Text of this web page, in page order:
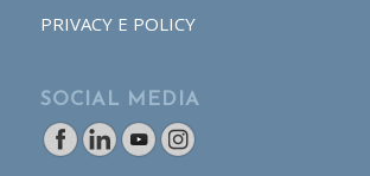
PRIVACY E POLICY
SOCIAL MEDIA